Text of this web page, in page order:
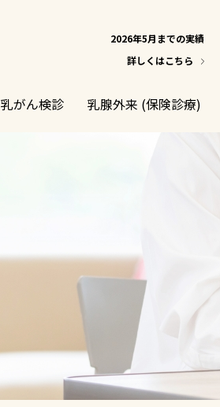
2026年5月までの実績
詳しくはこちら
乳がん検診 乳腺外来 (保険診療)